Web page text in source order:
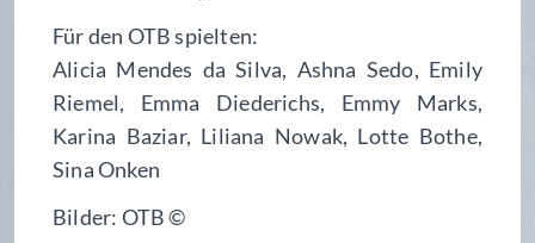
Für den OTB spielten:
Alicia Mendes da Silva, Ashna Sedo, Emily
Riemel, Emma Diederichs, Emmy Marks,
Karina Baziar, Liliana Nowak, Lotte Bothe,
Sina Onken
Bilder: OTB ©